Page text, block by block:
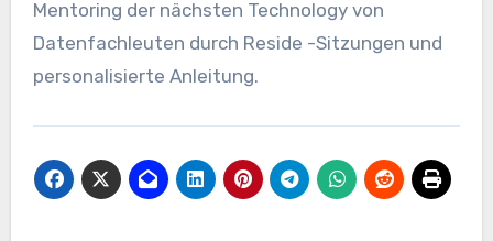
Mentoring der nächsten Technology von
Datenfachleuten durch Reside -Sitzungen und
personalisierte Anleitung.